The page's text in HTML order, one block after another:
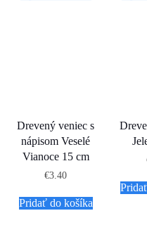
Drevený veniec s
nápisom Veselé
Vianoce 15 cm
€3.40
Pridať do košíka